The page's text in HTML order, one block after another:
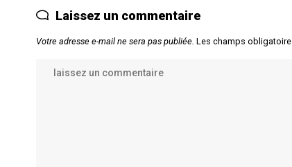
Laissez un commentaire
Votre adresse e-mail ne sera pas publiée. Les champs